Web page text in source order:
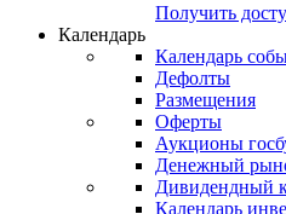
Получить
Календарь
Календарь
Дефолты
Размещения
Оферты
Аукционы
Денежный
Дивидендный
Календарь